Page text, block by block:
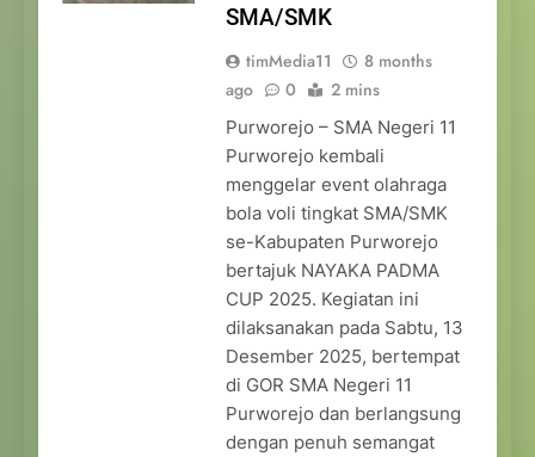
SMA/SMK
timMedia11
8 months
ago
0 2 mins
Purworejo – SMA Negeri 11
Purworejo kembali
menggelar event olahraga
bola voli tingkat SMA/SMK
se-Kabupaten Purworejo
bertajuk NAYAKA PADMA
CUP 2025. Kegiatan ini
dilaksanakan pada Sabtu, 13
Desember 2025, bertempat
di GOR SMA Negeri 11
Purworejo dan berlangsung
dengan penuh semangat